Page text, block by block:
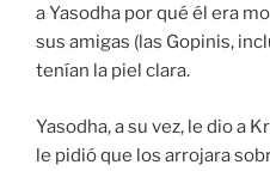
a Yasodha por qué él era
sus amigas (las Gopinis,
tenían la piel clara.
Yasodha, a su vez, le dio a
le pidió que los arrojara